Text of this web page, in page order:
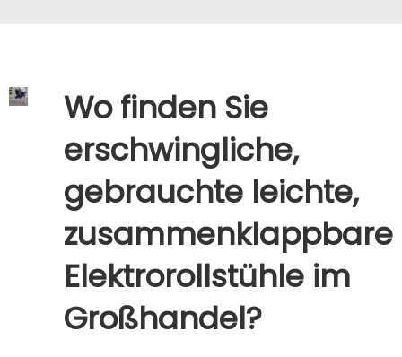
Wo finden Sie
erschwingliche,
gebrauchte leichte,
zusammenklappbare
Elektrorollstühle im
Großhandel?